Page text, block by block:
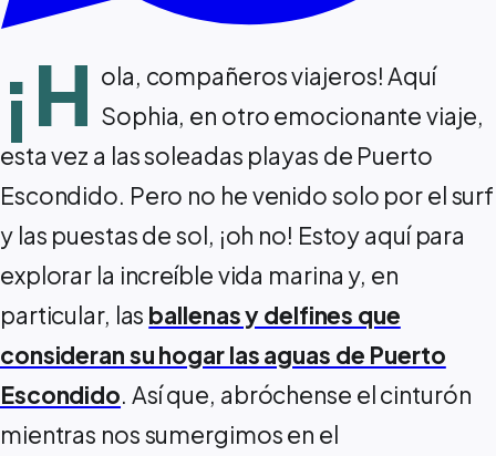
¡H ola, compañeros viajeros! Aquí
Sophia, en otro emocionante viaje,
esta vez a las soleadas playas de Puerto
Escondido. Pero no he venido solo por el surf
y las puestas de sol, ¡oh no! Estoy aquí para
explorar la increíble vida marina y, en
particular, las ballenas y delfines que
consideran su hogar las aguas de Puerto
Escondido. Así que, abróchense el cinturón
mientras nos sumergimos en el